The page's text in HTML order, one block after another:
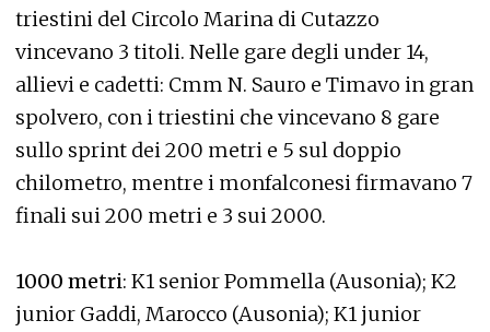
triestini del Circolo Marina di Cutazzo
vincevano 3 titoli. Nelle gare degli under 14,
allievi e cadetti: Cmm N. Sauro e Timavo in gran
spolvero, con i triestini che vincevano 8 gare
sullo sprint dei 200 metri e 5 sul doppio
chilometro, mentre i monfalconesi firmavano 7
finali sui 200 metri e 3 sui 2000.
1000 metri: K1 senior Pommella (Ausonia); K2
junior Gaddi, Marocco (Ausonia); K1 junior